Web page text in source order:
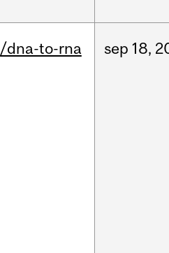
/dna-to-rna sep 18,